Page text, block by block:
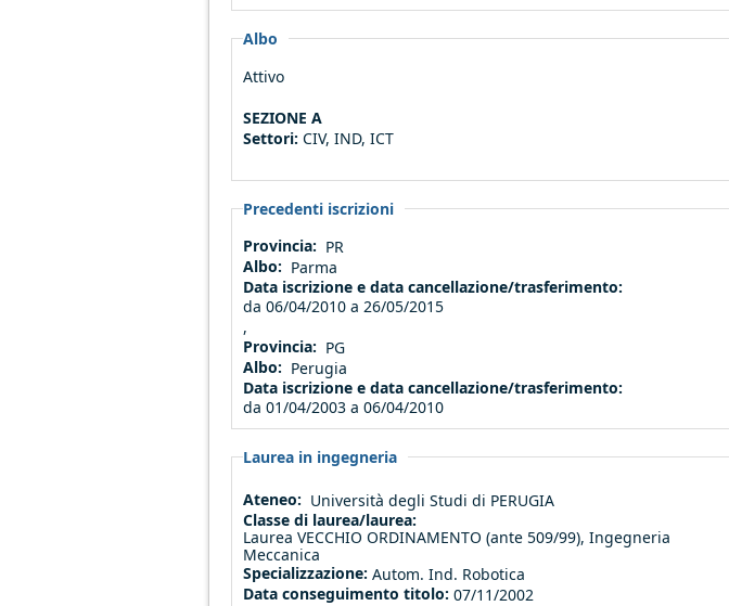
Albo
Attivo
SEZIONE A
Settori: CIV, IND, ICT
Precedenti iscrizioni
Provincia: PR
Albo: Parma
Data iscrizione e data cancellazione/trasferimento:
da 06/04/2010 a 26/05/2015
,
Provincia: PG
Albo: Perugia
Data iscrizione e data cancellazione/trasferimento:
da 01/04/2003 a 06/04/2010
Laurea in ingegneria
Ateneo: Università degli Studi di PERUGIA
Classe di laurea/laurea:
Laurea VECCHIO ORDINAMENTO (ante 509/99), Ingegneria
Meccanica
Specializzazione: Autom. Ind. Robotica
Data conseguimento titolo: 07/11/2002